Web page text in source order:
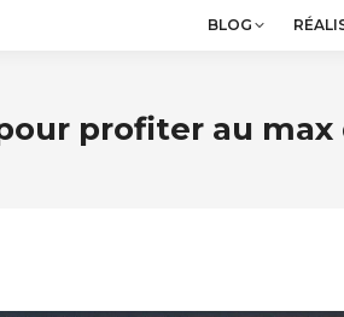
BLOG
profiter au max